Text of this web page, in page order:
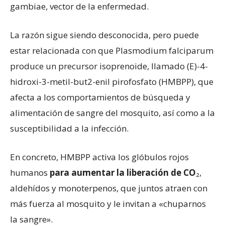
gambiae, vector de la enfermedad.
La razón sigue siendo desconocida, pero puede
estar relacionada con que Plasmodium falciparum
produce un precursor isoprenoide, llamado (E)-4-
hidroxi-3-metil-but2-enil pirofosfato (HMBPP), que
afecta a los comportamientos de búsqueda y
alimentación de sangre del mosquito, así como a la
susceptibilidad a la infección.
En concreto, HMBPP activa los glóbulos rojos
humanos para aumentar la liberación de CO₂,
aldehídos y monoterpenos, que juntos atraen con
más fuerza al mosquito y le invitan a «chuparnos
la sangre».